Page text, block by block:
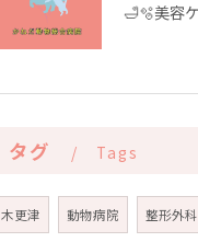
タグ Tags
木更津 動物病院 整形外科